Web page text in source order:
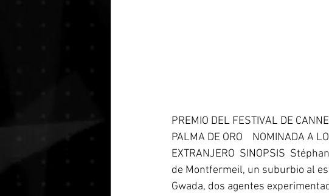
PREMIO DEL FESTIVAL DE
PALMA DE ORO    NOMINADA A
EXTRANJERO  SINOPSIS
de Montfermeil, un suburbio al
Gwada, dos agentes